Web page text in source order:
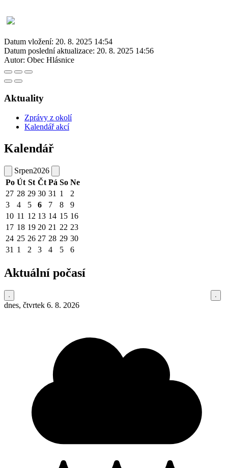
Datum vložení: 20. 8. 2025 14:54
Datum poslední aktualizace: 20. 8. 2025 14:56
Autor: Obec Hlásnice
Aktuality
Zprávy z okolí
Kalendář akcí
Kalendář
Srpen2026
Po Út St Čt Pá So Ne
27 28 29 30 31 1
2
3
4 5 6 7 8
9
10 11 12 13 14 15 16
17 18 19 20 21 22 23
24 25 26 27 28 29 30
31 1 2 3 4 5 6
Aktuální počasí
dnes, čtvrtek 6. 8. 2026